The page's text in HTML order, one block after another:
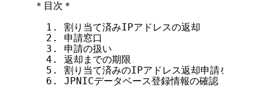
＊目次＊
  1. 割り当て済みIPアドレスの返却
  2. 申請窓口
  3. 申請の扱い
  4. 返却までの期限
  5. 割り当て済みのIPアドレス返却申請を行う資格
  6. JPNICデータベース登録情報の確認